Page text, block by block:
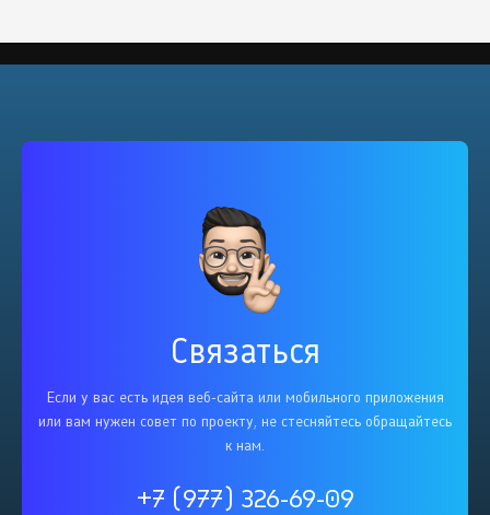
Связаться
Если у вас есть идея веб-сайта или мобильного приложения
или вам нужен совет по проекту, не стесняйтесь обращайтесь
к нам.
+7 (977) 326-69-09